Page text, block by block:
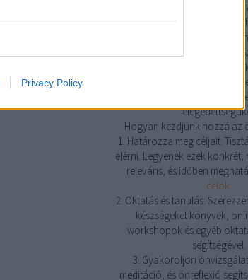
Privacy Policy
javulhat az emberek
empatikus képességek, és
erősítheti a személyes és
5. Tudatosság és jelenlét:
gyakorlása segíthet az
tudatosabban éljenek a
stresszt és növeljék az
Hogyan kezdjünk hozzá az
1. Határozza meg céljait:
elérni. Legyenek ezek konkrét,
releváns, és időben
célok.
2. Oktatás és tanulás:
készségeket könyvek,
workshopok és egyéb
segítségével.
3. Gyakoroljon
meditáció, és önreflexió